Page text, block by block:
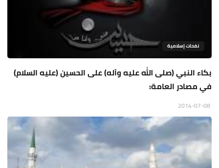
نفحات إسلامية
بكاء النبي (صلى الله عليه وآله) على الحسين (عليه السلام)
في مصادر العامة: